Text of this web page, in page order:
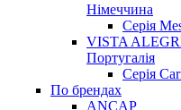
Німеччина
Серія
VISTA
Португалія
Серія
По брендах
ANCAP